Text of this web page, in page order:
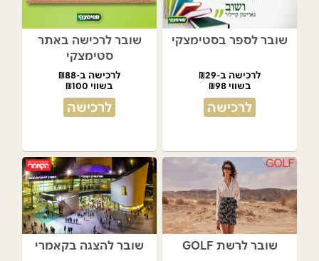
שובר לספר בסטימצקי
לרכישה ב-₪29
בשווי ₪98
לרכישה
שובר לרכישה באתר
סטימצקי
לרכישה ב-₪88
בשווי ₪100
לרכישה
שובר לרשת GOLF שובר להצגה בקאמרי